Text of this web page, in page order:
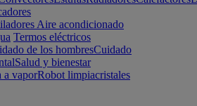
Aire acondicionado
Termos eléctricos
de los hombresCuidado
Salud y bienestar
a vaporRobot limpiacristales